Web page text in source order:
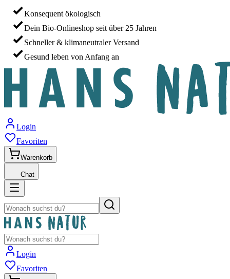
Konsequent ökologisch
Dein Bio-Onlineshop seit über 25 Jahren
Schneller & klimaneutraler Versand
Gesund leben von Anfang an
Login
Favoriten
Warenkorb
Chat
Login
Favoriten